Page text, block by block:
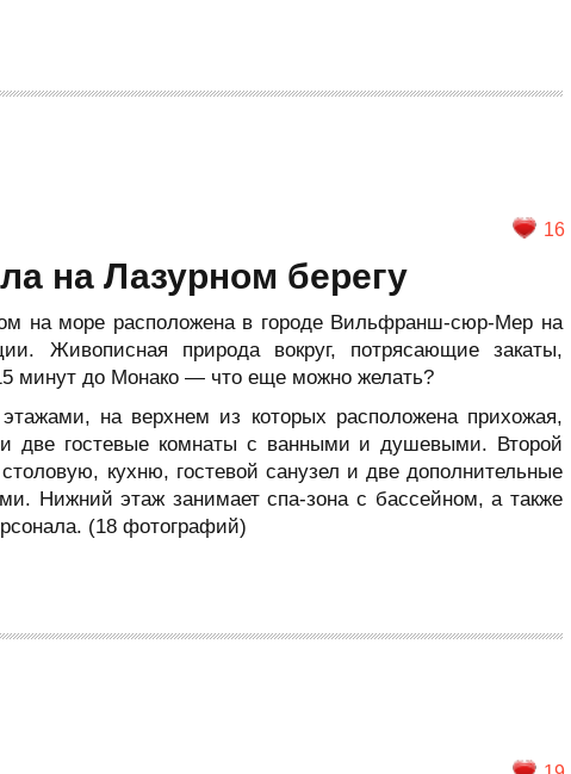
16
на Лазурном берегу
на море расположена в городе Вильфранш-сюр-Мер на
Живописная природа вокруг, потрясающие закаты,
минут до Монако — что еще можно желать?
на верхнем из которых расположена прихожая,
и две гостевые комнаты с ванными и душевыми. Второй
кухню, гостевой санузел и две дополнительные
Нижний этаж занимает спа-зона с бассейном, а также
(18 фотографий)